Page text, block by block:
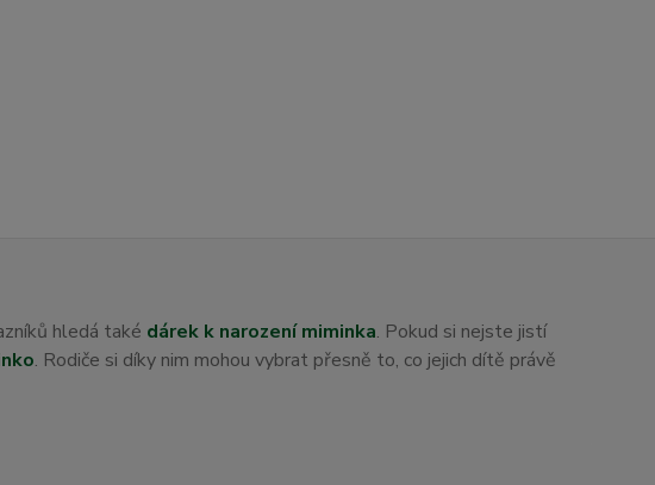
hledá také dárek k narození miminka. Pokud si nejste jistí
. Rodiče si díky nim mohou vybrat přesně to, co jejich dítě právě